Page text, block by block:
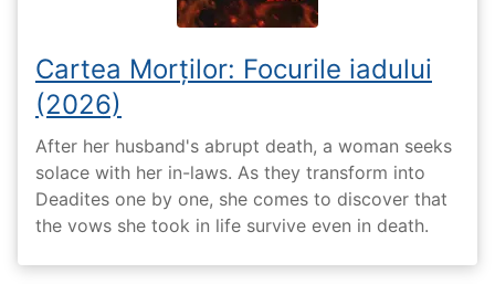
Cartea Morților: Focurile iadului
(2026)
After her husband's abrupt death, a woman seeks
solace with her in-laws. As they transform into
Deadites one by one, she comes to discover that
the vows she took in life survive even in death.